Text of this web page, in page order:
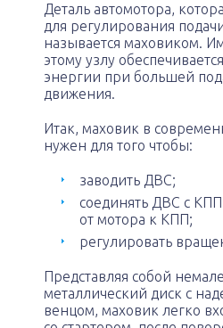
Деталь автомотора,
для регулирования
называется маховиком.
этому узлу
энергии при большей
движения.
Итак, маховик в
нужен для того чтобы:
заводить ДВС;
соединять ДВС с
от мотора к КПП;
регулировать
Представляя собой
металлический диск с
венцом, маховик легко